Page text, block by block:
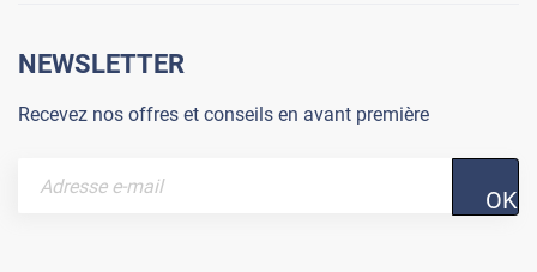
NEWSLETTER
Recevez nos offres et conseils en avant première
OK